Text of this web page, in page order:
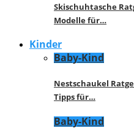
Skischuhtasche
Modelle für…
Kinder
Baby-Kind
Nestschaukel
Tipps für…
Baby-Kind